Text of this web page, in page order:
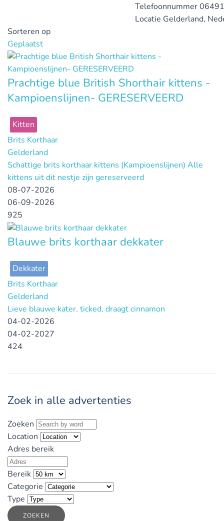
Telefoonnummer
Locatie Gelderland,
Sorteren op
Geplaatst
Prachtige blue British Shorthair kittens -
Kampioenslijnen- GERESERVEERD
Kitten
Brits Korthaar
Gelderland
Schattige brits korthaar kittens (Kampioenslijnen) Alle
kittens uit dit nestje zijn gereserveerd
08-07-2026
06-09-2026
925
Blauwe brits korthaar dekkater
Dekkater
Brits Korthaar
Gelderland
Lieve blauwe kater, ticked, draagt cinnamon
04-02-2026
04-02-2027
424
Zoek in alle advertenties
Zoeken
Location
Adres bereik
Bereik
Categorie
Type
ZOEKEN